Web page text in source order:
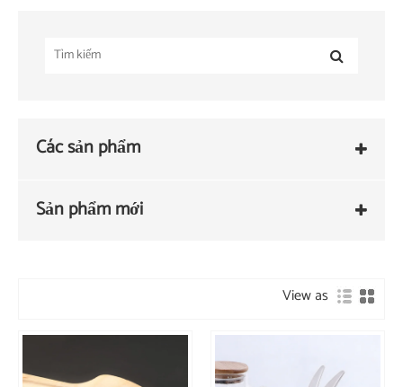
Các sản phẩm
Sản phẩm mới
View as